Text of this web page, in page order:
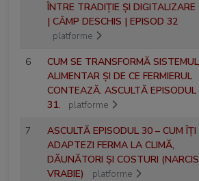
ÎNTRE TRADIȚIE ȘI DIGITALIZARE
| CÂMP DESCHIS | EPISOD 32
platforme
6
CUM SE TRANSFORMĂ SISTEMUL
ALIMENTAR ȘI DE CE FERMIERUL
CONTEAZĂ. ASCULTĂ EPISODUL
31.
platforme
7
ASCULTĂ EPISODUL 30 – CUM ÎȚI
ADAPTEZI FERMA LA CLIMĂ,
DĂUNĂTORI ȘI COSTURI (NARCIS
VRABIE)
platforme